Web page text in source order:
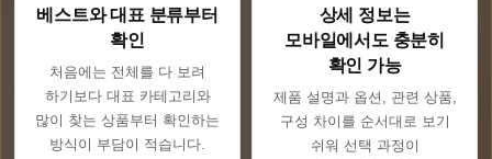
베스트와 대표 분류부터
확인
처음에는 전체를 다 보려
하기보다 대표 카테고리와
많이 찾는 상품부터 확인하는
방식이 부담이 적습니다.
상세 정보는
모바일에서도 충분히
확인 가능
제품 설명과 옵션, 관련 상품,
구성 차이를 순서대로 보기
쉬워 선택 과정이